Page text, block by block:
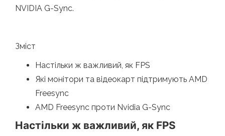
NVIDIA G-Sync.
Зміст
Настільки ж важливий, як FPS
Які монітори та відеокарт підтримують AMD
Freesync
AMD Freesync проти Nvidia G-Sync
Настільки ж важливий, як FPS